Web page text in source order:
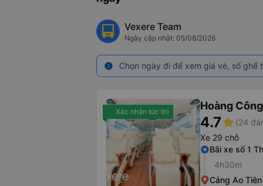
Vexere Team
Ngày cập nhật: 05/08/2026
info Chọn ngày đi để xem giá vé, số
Xác nhận tức thì Hoàng Công
4.7star (24
Xe 29 chỗ
Bãi xe số 1
4h30m
Cảng Ao Tiên